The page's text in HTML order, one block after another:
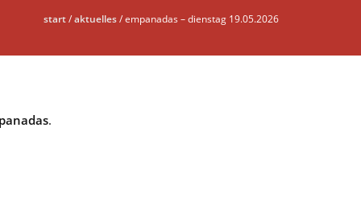
start/aktuelles/empanadas – dienstag 19.05.2026
.